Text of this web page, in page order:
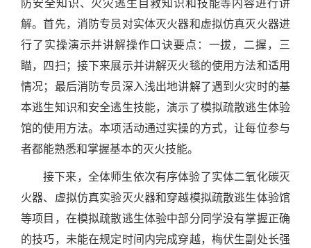
防安全知识、火灾逃生自救知识和技能等内容进行讲
解。首先，消防专员对实体灭火器和虚拟仿真灭火器进
行了实操演示并讲解操作口诀要点：一拔，二握，三
瞄，四扫；接下来展示并讲解灭火毯的使用方法和适用
情况；最后消防专员深入浅出地讲解了遇到火灾时的基
本逃生知识和安全逃生技能，演示了模拟疏散逃生体验
馆的使用方法。本项活动通过实操的方式，让每位参与
者都能熟悉和掌握基本的灭火技能。
接下来，全体师生依次有序体验了实体二氧化碳灭
火器、虚拟仿真实验灭火器和穿越模拟疏散逃生体验馆
等项目，在模拟疏散逃生体验中部分同学没有掌握正确
的技巧，未能在规定时间内完成穿越，梅伏生副处长强